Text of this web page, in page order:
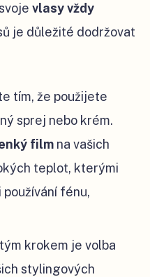
vlasyvždy
je důležité dodržovat
tím, že použijete
sprej nebo krém.
film na vašich
teplot, kterými
fénu,
krokem je volba
stylingových